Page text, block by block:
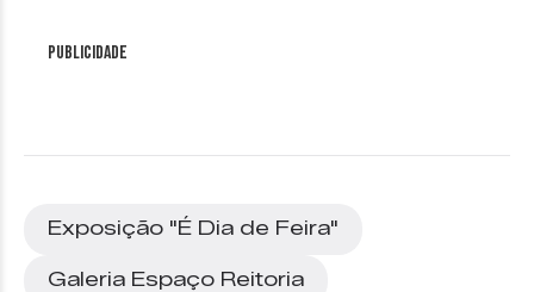
Publicidade
Exposição "É Dia de Feira"
Galeria Espaço Reitoria